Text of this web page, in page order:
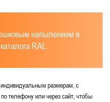
напылением в
RAL.
размерам, с
телефону или через сайт, чтобы